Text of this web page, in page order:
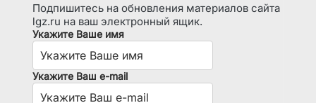
Подпишитесь на обновления материалов сайта
lgz.ru на ваш электронный ящик.
Укажите Ваше имя
Укажите Ваш e-mail